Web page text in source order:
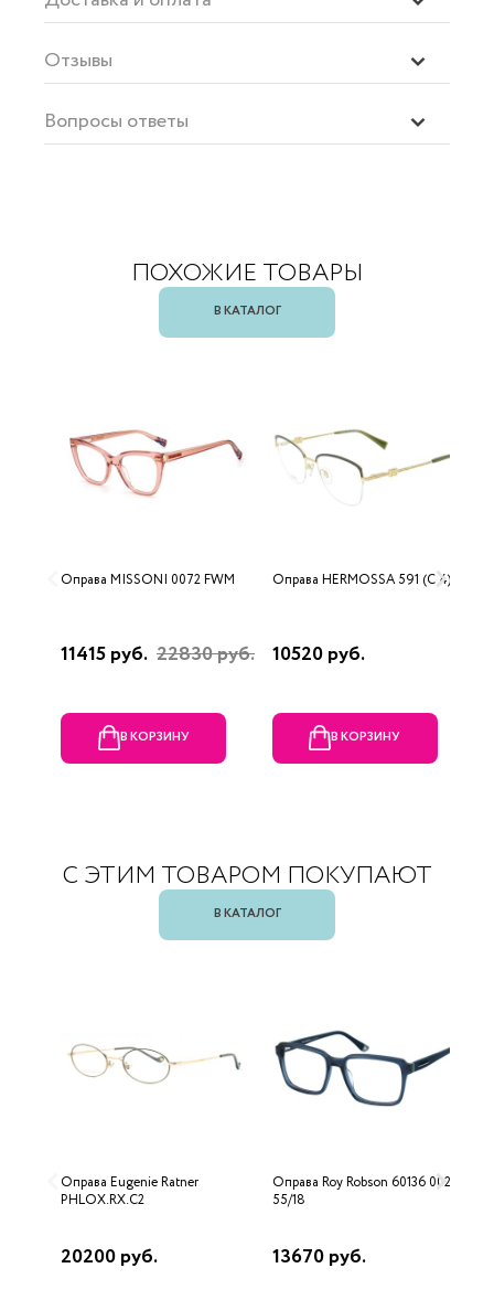
Отзывы
Вопросы ответы
ПОХОЖИЕ ТОВАРЫ
В КАТАЛОГ
Оправа MISSONI 0072 FWM
11415 руб. 22830 руб.
В КОРЗИНУ
Оправа HERMOSSA 591 (C 4)
10520 руб.
В КОРЗИНУ
С ЭТИМ ТОВАРОМ ПОКУПАЮТ
В КАТАЛОГ
Оправа Eugenie Ratner
PHLOX.RX.C2
20200 руб.
Оправа Roy Robson 60136 002
55/18
13670 руб.